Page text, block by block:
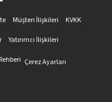
Müşteri İlişkileri
KVKK
Yatırımcı İlişkileri
Çerez Ayarları